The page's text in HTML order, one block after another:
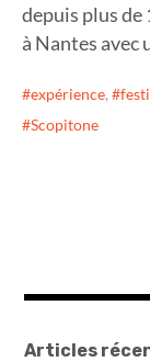
depuis plus de
à Nantes avec
expérience,
Scopitone
Articles